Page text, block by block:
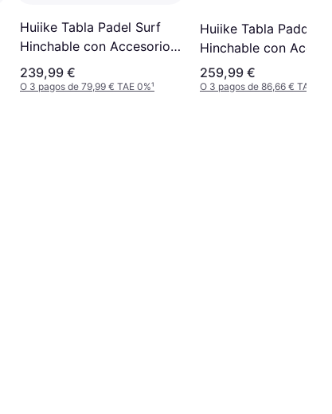
Huiike Tabla Padel Surf
Hinchable con Accesorios
Premium
239,99 €
O 3 pagos de 79,99 € TAE 0%¹
Huiike Tabla Paddle
Hinchable con
10'
259,99 €
O 3 pagos de 86,66 € TAE 0%